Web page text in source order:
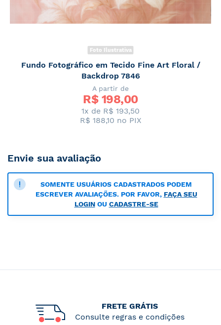
Foto Ilustrativa
Fundo Fotográfico em Tecido Fine Art Floral /
Backdrop 7846
A partir de
R$ 198,00
1x de R$ 193,50
R$ 188,10 no PIX
Envie sua avaliação
SOMENTE USUÁRIOS CADASTRADOS PODEM
ESCREVER AVALIAÇÕES. POR FAVOR, FAÇA SEU
LOGINOU CADASTRE-SE
FRETE GRÁTIS
Consulte regras e condições